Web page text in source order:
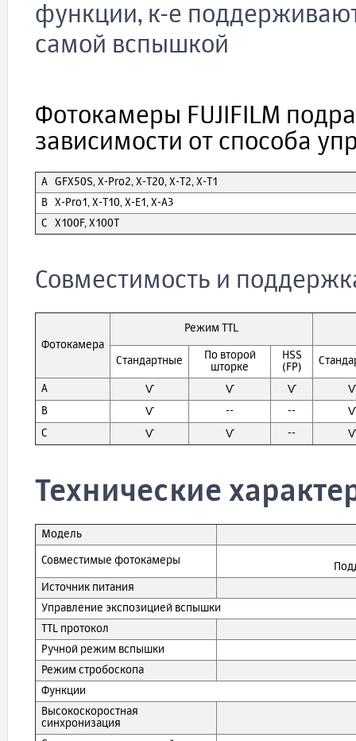
функции, к-е
самой вспышкой
Фотокамеры FUJIFILM
зависимости от способа
A GFX50S, X-Pro2, X-T20, X-T2, X-T1
B X-Pro1, X-T10, X-E1, X-A3
C X100F, X100T
Совместимость и
Фотокамера
Режим TTL
Стандартные
По второй
шторке
HSS
(FP)
A Ѵ Ѵ Ѵ
Ѵ
B
Ѵ -- --
Ѵ
C
Ѵ Ѵ -- Ѵ
Технические
Модель
Совместимые фотокамеры
Источник питания
Управление экспозицией вспышки
TTL протокол
Ручной режим вспышки
Режим стробоскопа
Функции
Высокоскоростная
синхронизация